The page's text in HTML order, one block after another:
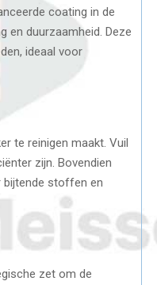
coating in de
en duurzaamheid. Deze
ideaal voor
te reinigen maakt. Vuil
zijn. Bovendien
bijtende stoffen en
zet om de